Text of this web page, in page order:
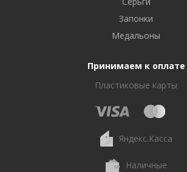
Запонки
Медальоны
Принимаем к оплате
Пластиковые карты
Яндекс.Касса
Наличные